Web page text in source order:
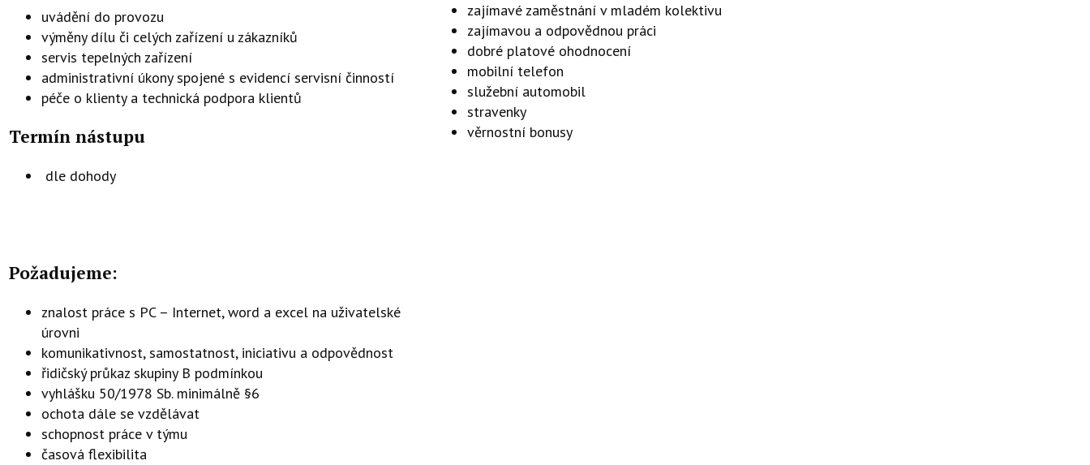
uvádění do provozu
výměny dílu či celých zařízení u zákazníků
servis tepelných zařízení
administrativní úkony spojené s evidencí servisní činností
péče o klienty a technická podpora klientů
Termín nástupu
dle dohody
zajímavé zaměstnání v mladém kolektivu
zajímavou a odpovědnou práci
dobré platové ohodnocení
mobilní telefon
služební automobil
stravenky
věrnostní bonusy
Požadujeme:
znalost práce s PC – Internet, word a excel na uživatelské
úrovni
komunikativnost, samostatnost, iniciativu a odpovědnost
řidičský průkaz skupiny B podmínkou
vyhlášku 50/1978 Sb. minimálně §6
ochota dále se vzdělávat
schopnost práce v týmu
časová flexibilita